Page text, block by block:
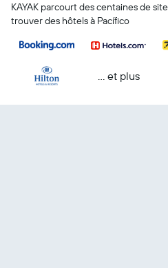
KAYAK parcourt des centaines de
trouver des hôtels à Pacífico
… et plus